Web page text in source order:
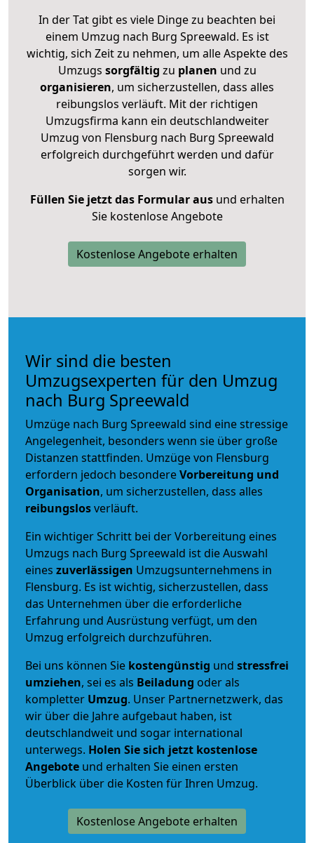
In der Tat gibt es viele Dinge zu beachten bei
einem Umzug nach Burg Spreewald. Es ist
wichtig, sich Zeit zu nehmen, um alle Aspekte des
Umzugs sorgfältig zu planen und zu
organisieren, um sicherzustellen, dass alles
reibungslos verläuft. Mit der richtigen
Umzugsfirma kann ein deutschlandweiter
Umzug von Flensburg nach Burg Spreewald
erfolgreich durchgeführt werden und dafür
sorgen wir.
Füllen Sie jetzt das Formular ausund erhalten
Sie kostenlose Angebote
Kostenlose Angebote erhalten
Wir sind die besten
Umzugsexperten für den Umzug
nach Burg Spreewald
Umzüge nach Burg Spreewald sind eine stressige
Angelegenheit, besonders wenn sie über große
Distanzen stattfinden. Umzüge von Flensburg
erfordern jedoch besondereVorbereitung und
Organisation, um sicherzustellen, dass alles
reibungslosverläuft.
Ein wichtiger Schritt bei der Vorbereitung eines
Umzugs nach Burg Spreewald ist die Auswahl
eines zuverlässigen Umzugsunternehmens in
Flensburg. Es ist wichtig, sicherzustellen, dass
das Unternehmen über die erforderliche
Erfahrung und Ausrüstung verfügt, um den
Umzug erfolgreich durchzuführen.
Bei uns können Sie kostengünstig und stressfrei
umziehen, sei es als Beiladung oder als
kompletter Umzug. Unser Partnernetzwerk, das
wir über die Jahre aufgebaut haben, ist
deutschlandweit und sogar international
unterwegs. Holen Sie sich jetzt kostenlose
Angebote und erhalten Sie einen ersten
Überblick über die Kosten für Ihren Umzug.
Kostenlose Angebote erhalten